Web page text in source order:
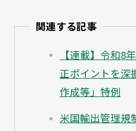
関連する記事
【連載】令和8
正ポイントを深
作成等」特例
米国輸出管理規